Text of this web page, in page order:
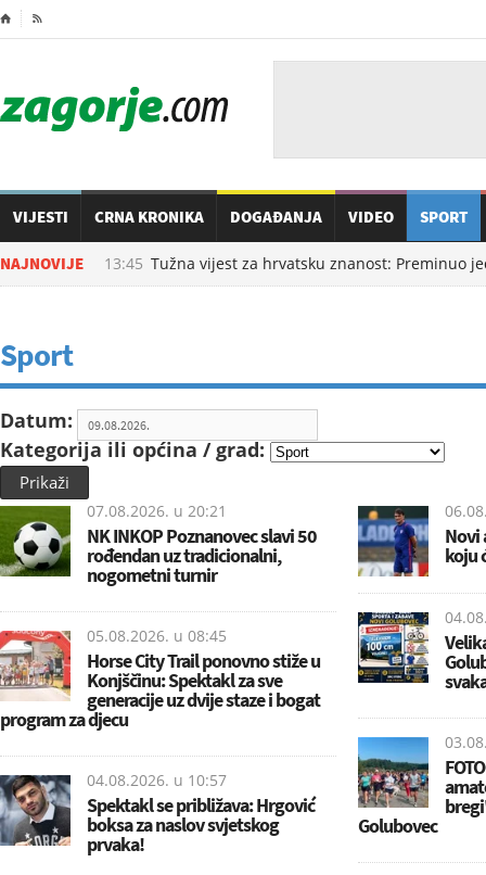
⌂ 
VIJESTI CRNA KRONIKA DOGAĐANJA VIDEO SPORT
NAJNOVIJE
u 13:45 Tužna vijest za hrvatsku znanost: Preminuo
Sport
Datum:
Kategorija ili općina / grad:
Prikaži
07.08.2026. u 20:21
NK INKOP Poznanovec slavi 50
rođendan uz tradicionalni,
nogometni turnir
05.08.2026. u 08:45
Horse City Trail ponovno stiže u
Konjščinu: Spektakl za sve
generacije uz dvije staze i bogat
program za djecu
04.08.2026. u 10:57
Spektakl se približava: Hrgović
boksa za naslov svjetskog
prvaka!
Novi
koju
Golubovec